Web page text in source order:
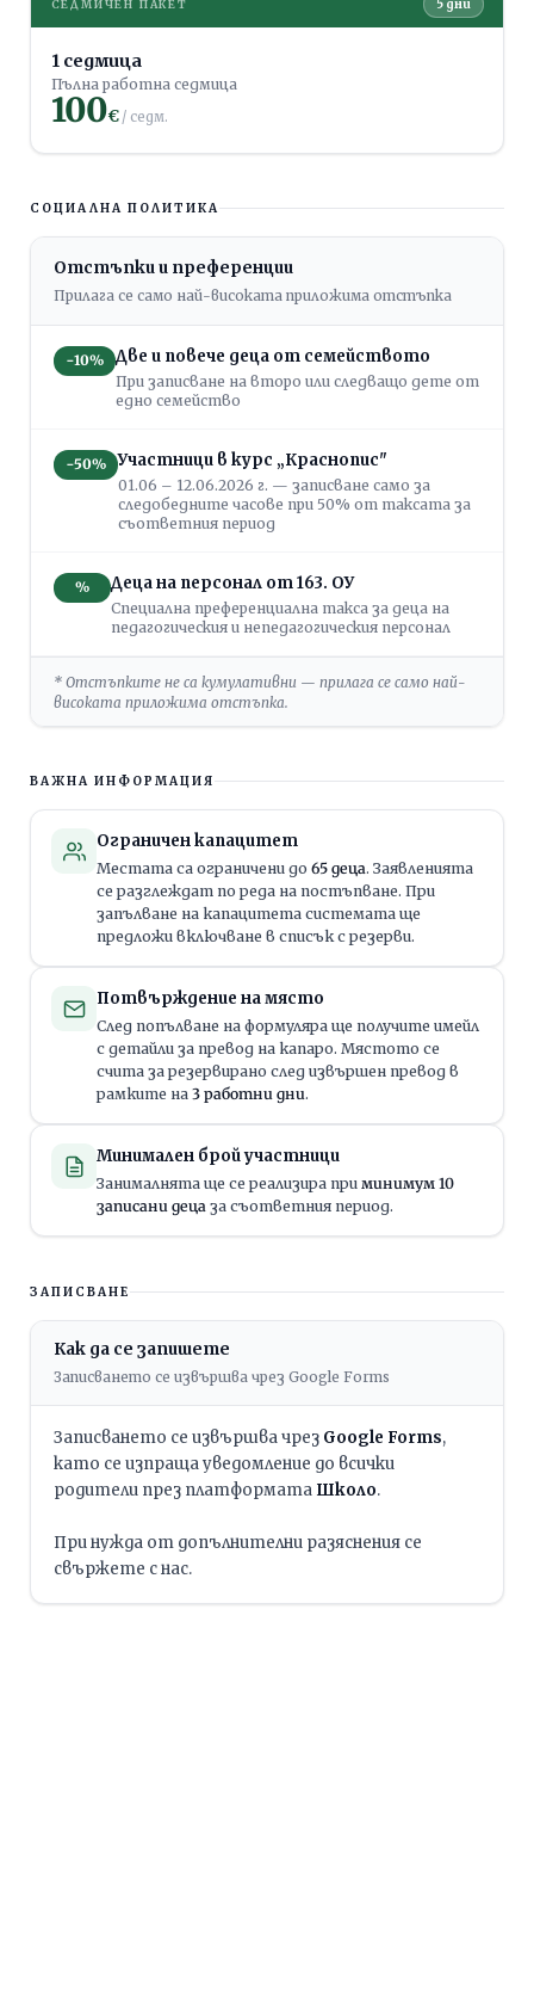
СЕДМИЧЕН ПАКЕТ 5 дни
1 седмица
Пълна работна седмица
100€ / седм.
СОЦИАЛНА ПОЛИТИКА
Отстъпки и преференции
Прилага се само най-високата приложима отстъпка
−10% Две и повече деца от семейството
При записване на второ или следващо дете от
едно семейство
−50% Участници в курс „Краснопис"
01.06 – 12.06.2026 г. — записване само за
следобедните часове при 50% от таксата за
съответния период
% Деца на персонал от 163. ОУ
Специална преференциална такса за деца на
педагогическия и непедагогическия персонал
* Отстъпките не са кумулативни — прилага се само най-
високата приложима отстъпка.
ВАЖНА ИНФОРМАЦИЯ
Ограничен капацитет
Местата са ограничени до65 деца. Заявленията
се разглеждат по реда на постъпване. При
запълване на капацитета системата ще
предложи включване в списък с резерви.
Потвърждение на място
След попълване на формуляра ще получите имейл
с детайли за превод на капаро. Мястото се
счита за резервирано след извършен превод в
рамките на3 работни дни.
Минимален брой участници
Занималнята ще се реализира приминимум 10
записани деца за съответния период.
ЗАПИСВАНЕ
Как да се запишете
Записването се извършва чрез Google Forms
Записването се извършва чрез Google Forms,
като се изпраща уведомление до всички
родители през платформатаШколо.
При нужда от допълнителни разяснения се
свържете с нас.